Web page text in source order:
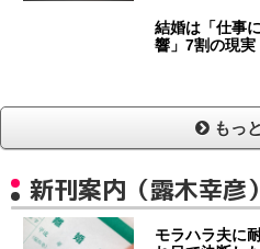
結婚は「仕事
響」7割の現
もっ
新刊案内（露木幸彦
モラハラ夫に